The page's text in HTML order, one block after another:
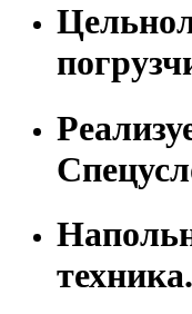
техника.